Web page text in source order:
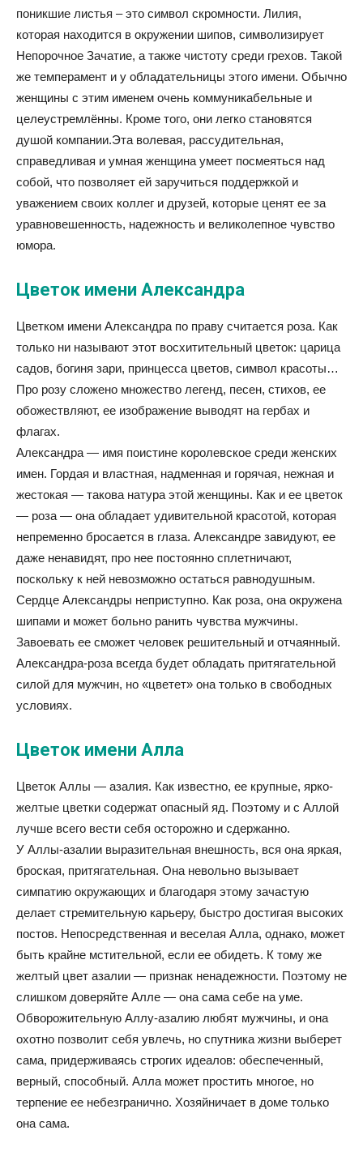
поникшие листья – это символ скромности. Лилия,
которая находится в окружении шипов, символизирует
Непорочное Зачатие, а также чистоту среди грехов. Такой
же темперамент и у обладательницы этого имени. Обычно
женщины с этим именем очень коммуникабельные и
целеустремлённы. Кроме того, они легко становятся
душой компании.Эта волевая, рассудительная,
справедливая и умная женщина умеет посмеяться над
собой, что позволяет ей заручиться поддержкой и
уважением своих коллег и друзей, которые ценят ее за
уравновешенность, надежность и великолепное чувство
юмора.
Цветок имени Александра
Цветком имени Александра по праву считается роза. Как
только ни называют этот восхитительный цветок: царица
садов, богиня зари, принцесса цветов, символ красоты…
Про розу сложено множество легенд, песен, стихов, ее
обожествляют, ее изображение выводят на гербах и
флагах.
Александра — имя поистине королевское среди женских
имен. Гордая и властная, надменная и горячая, нежная и
жестокая — такова натура этой женщины. Как и ее цветок
— роза — она обладает удивительной красотой, которая
непременно бросается в глаза. Александре завидуют, ее
даже ненавидят, про нее постоянно сплетничают,
поскольку к ней невозможно остаться равнодушным.
Сердце Александры неприступно. Как роза, она окружена
шипами и может больно ранить чувства мужчины.
Завоевать ее сможет человек решительный и отчаянный.
Александра-роза всегда будет обладать притягательной
силой для мужчин, но «цветет» она только в свободных
условиях.
Цветок имени Алла
Цветок Аллы — азалия. Как известно, ее крупные, ярко-
желтые цветки содержат опасный яд. Поэтому и с Аллой
лучше всего вести себя осторожно и сдержанно.
У Аллы-азалии выразительная внешность, вся она яркая,
броская, притягательная. Она невольно вызывает
симпатию окружающих и благодаря этому зачастую
делает стремительную карьеру, быстро достигая высоких
постов. Непосредственная и веселая Алла, однако, может
быть крайне мстительной, если ее обидеть. К тому же
желтый цвет азалии — признак ненадежности. Поэтому не
слишком доверяйте Алле — она сама себе на уме.
Обворожительную Аллу-азалию любят мужчины, и она
охотно позволит себя увлечь, но спутника жизни выберет
сама, придерживаясь строгих идеалов: обеспеченный,
верный, способный. Алла может простить многое, но
терпение ее небезгранично. Хозяйничает в доме только
она сама.